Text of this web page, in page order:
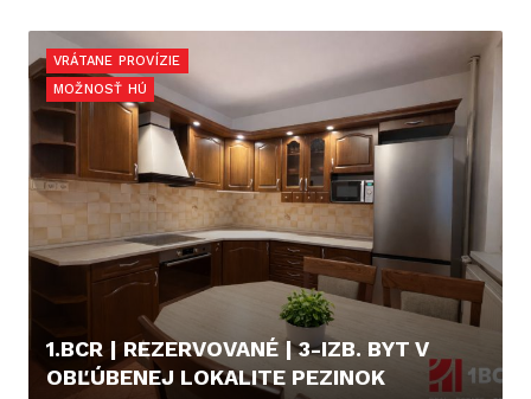
VRÁTANE PROVÍZIE
MOŽNOSŤ HÚ
1.BCR | REZERVOVANÉ | 3-IZB. BYT V
OBĽÚBENEJ LOKALITE PEZINOK